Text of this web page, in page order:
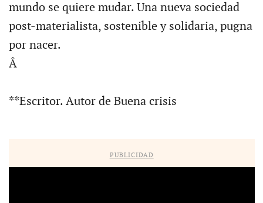
mundo se quiere mudar. Una nueva sociedad
post-materialista, sostenible y solidaria, pugna
por nacer.
Â
**Escritor. Autor de Buena crisis
PUBLICIDAD